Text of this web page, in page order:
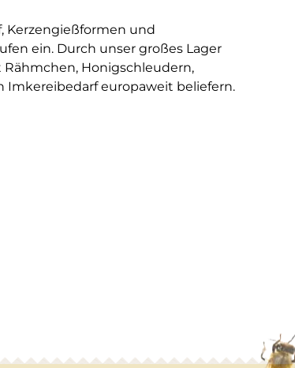
Kerzengießformen und
ein. Durch unser großes Lager
Honigschleudern,
europaweit beliefern.